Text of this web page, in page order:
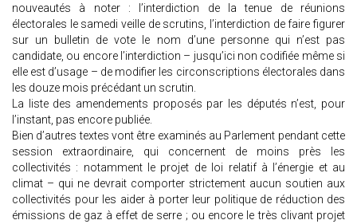
nouveautés à noter : l’interdiction de la tenue de réunions
électorales le samedi veille de scrutins, l’interdiction de faire figurer
sur un bulletin de vote le nom d’une personne qui n’est pas
candidate, ou encore l’interdiction – jusqu’ici non codifiée même si
elle est d’usage – de modifier les circonscriptions électorales dans
les douze mois précédant un scrutin.
La liste des amendements proposés par les députés n’est, pour
l’instant, pas encore publiée.
Bien d’autres textes vont être examinés au Parlement pendant cette
session extraordinaire, qui concernent de moins près les
collectivités : notamment le projet de loi relatif à l’énergie et au
climat – qui ne devrait comporter strictement aucun soutien aux
collectivités pour les aider à porter leur politique de réduction des
émissions de gaz à effet de serre ; ou encore le très clivant projet